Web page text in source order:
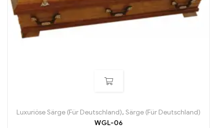
Luxuriöse Särge (Für Deutschland), Särge (Für Deutschland)
WGL-06